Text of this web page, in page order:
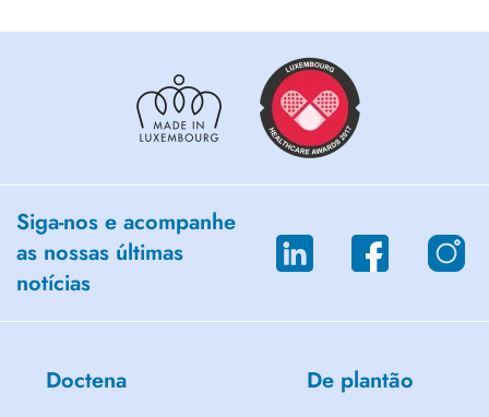
Siga-nos e acompanhe
as nossas últimas
notícias
Doctena De plantão